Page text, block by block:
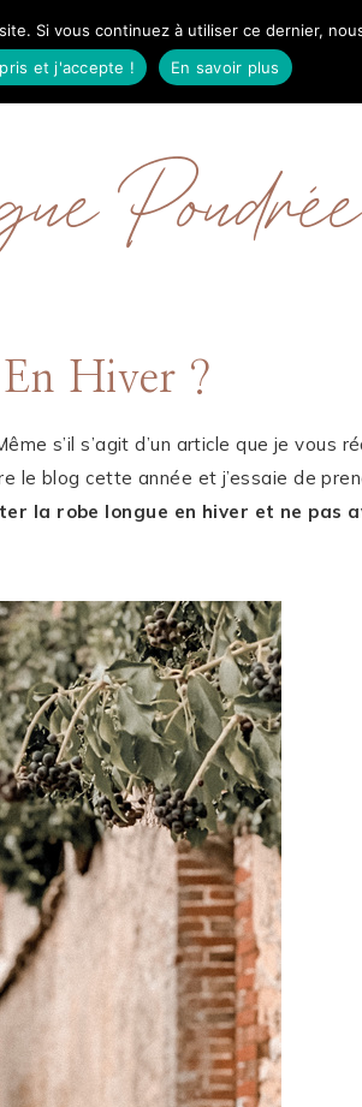
VOYAGES
Poudrée
Hiver ?
s’il s’agit d’un article que je vous
le blog cette année et j’essaie de
la robe longue en hiver et ne pas
Si vous continuez à utiliser ce dernier,
et j'accepte !
En savoir plus